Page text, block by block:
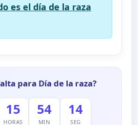
es el día de la raza
para Día de la raza?
15
HORAS
54
MIN
13
SEG